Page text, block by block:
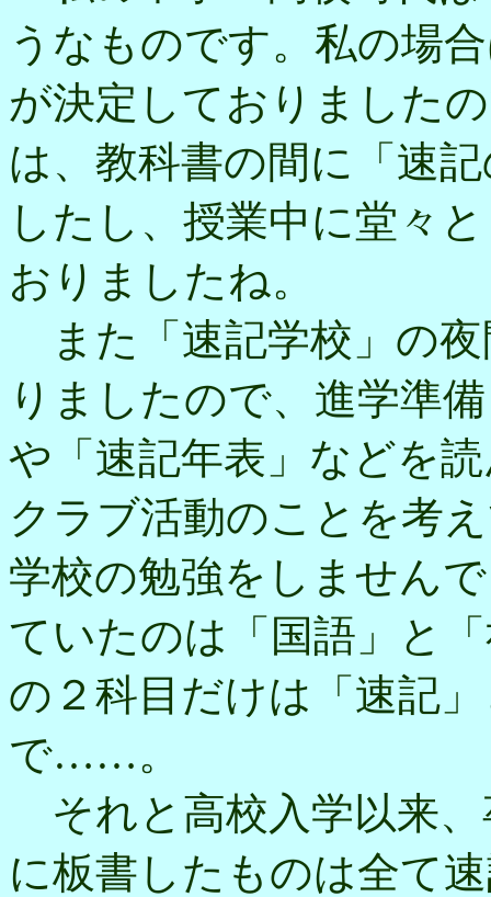
うなものです。私の場
が決定しておりました
は、教科書の間に「速
したし、授業中に堂々
おりましたね。
また「速記学校」の
りましたので、進学準
や「速記年表」などを
クラブ活動のことを考
学校の勉強をしません
ていたのは「国語」と
の２科目だけは「速記
で……。
それと高校入学以来、
に板書したものは全て